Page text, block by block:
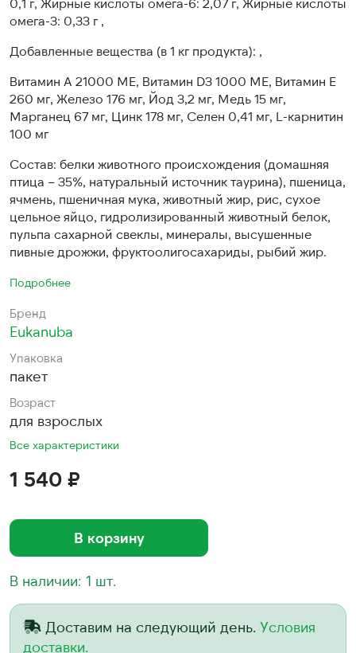
омега-3: 0,33 г ,
Добавленные вещества (в 1 кг продукта): ,
Витамин А 21000 МЕ, Витамин D3 1000 МЕ, Витамин Е
260 мг, Железо 176 мг, Йод 3,2 мг, Медь 15 мг,
Марганец 67 мг, Цинк 178 мг, Селен 0,41 мг, L-карнитин
100 мг
Состав: белки животного происхождения (домашняя
птица – 35%, натуральный источник таурина), пшеница,
ячмень, пшеничная мука, животный жир, рис, сухое
цельное яйцо, гидролизированный животный белок,
пульпа сахарной свеклы, минералы, высушенные
пивные дрожжи, фруктоолигосахариды, рыбий жир.
Подробнее
Бренд
Eukanuba
Упаковка
пакет
Возраст
для взрослых
Все характеристики
1 540 ₽
В корзину
В наличии: 1 шт.
Доставим на следующий день. Условия
доставки.